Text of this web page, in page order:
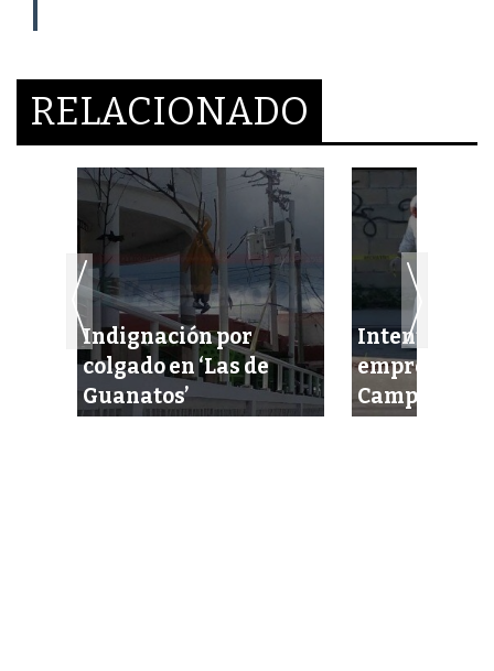
RELACIONADO
Indignación por
colgado en ‘Las de
Guanatos’
Intentan
empresario
Campeche